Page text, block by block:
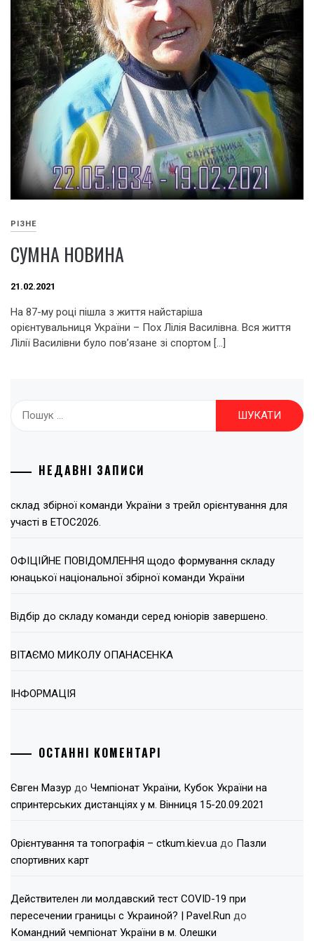
РІЗНЕ
СУМНА НОВИНА
21.02.2021
На 87-му році пішла з життя найстаріша
орієнтувальниця України – Пох Лілія Василівна. Вся життя
Лілії Василівни було пов’язане зі спортом […]
НЕДАВНІ ЗАПИСИ
склад збірної команди України з трейл орієнтування для
участі в ЕТОС2026.
ОФІЦІЙНЕ ПОВІДОМЛЕННЯ щодо формування складу
юнацької національної збірної команди України
Відбір до складу команди серед юніорів завершено.
ВІТАЄМО МИКОЛУ ОПАНАСЕНКА
ІНФОРМАЦІЯ
ОСТАННІ КОМЕНТАРІ
Євген Мазур до Чемпіонат України, Кубок України на
спринтерських дистанціях у м. Вінниця 15-20.09.2021
Орієнтування та топографія – ctkum.kiev.ua до Пазли
спортивних карт
Действителен ли молдавский тест COVID-19 при
пересечении границы с Украиной? | Pavel.Run до
Командний чемпіонат України в м. Олешки